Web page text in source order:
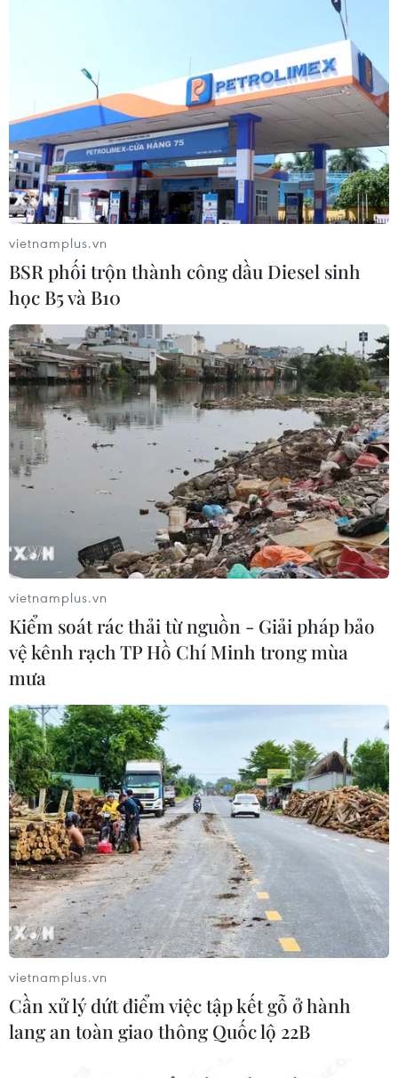
TP Hồ Chí Minh hướng tới mục tiêu trở
thành Thủ đô sách Thế giới
25/02/2023 03:33
Là điểm sáng của cả nước về văn hóa đọc, TP Hồ Chí
Minh đang nỗ lực thực hiện nhiều giải pháp phát triển
sách, văn hóa đọc; hướng tới mục tiêu đăng ký danh
hiệu Thủ đô sách Thế giới của UNESCO.
Hà Nội: Lễ ra mắt Không gian sách bảo vệ
nền tảng tư tưởng của Đảng
14/04/2023 14:54
Việc ra mắt và đưa vào sử dụng không gian sách với
các hình thức giới thiệu, đọc, trau dồi và cảm thụ đa
dạng sẽ góp phần lan tỏa tri thức về chính trị và đấu
tranh bảo vệ nền tảng tư tưởng của Đảng.
vietnamplus.vn
BSR phối trộn thành công dầu Diesel sinh
học B5 và B10
vietnamplus.vn
Kiểm soát rác thải từ nguồn - Giải pháp bảo
vệ kênh rạch TP Hồ Chí Minh trong mùa
mưa
vietnamplus.vn
Cần xử lý dứt điểm việc tập kết gỗ ở hành
lang an toàn giao thông Quốc lộ 22B